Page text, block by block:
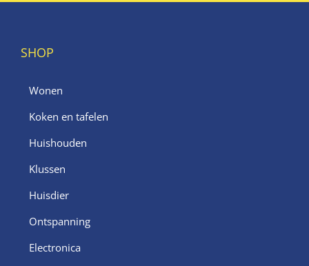
SHOP
Wonen
Koken en tafelen
Huishouden
Klussen
Huisdier
Ontspanning
Electronica